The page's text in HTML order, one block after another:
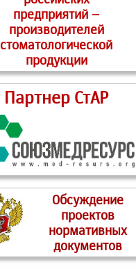
предприятий –
производителей
стоматологической
продукции
Партнер СтАР
Обсуждение
проектов
нормативных
документов